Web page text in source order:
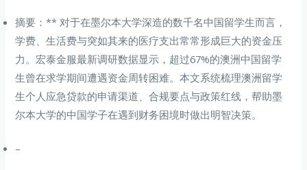
摘要：** 对于在墨尔本大学深造的数千名中国留学生而言，
学费、生活费与突如其来的医疗支出常常形成巨大的资金压
力。宏泰金服最新调研数据显示，超过67%的澳洲中国留学
生曾在求学期间遭遇资金周转困难。本文系统梳理澳洲留学
生个人应急贷款的申请渠道、合规要点与政策红线，帮助墨
尔本大学的中国学子在遇到财务困境时做出明智决策。
–